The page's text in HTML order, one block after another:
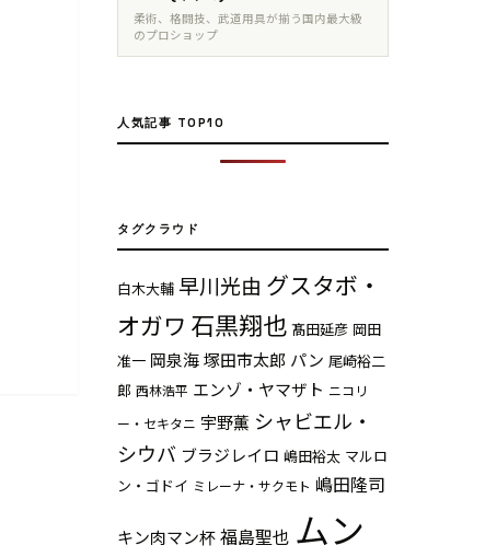
柔術、格闘技、武道用具が揃う国内最大級
のプロショップ
人気記事 TOP10
タグクラウド
白木大輔 早川光由 グスタボ・
オガワ 石黒翔也 髙田延彦 岡田
准一 岡泉海塚田市太郎 パン 尾崎裕二
郎 西林浩平 エンゾ・ヤマザト ニコリ
ー・セキタニ 宇野薫 シャビエル・
シウバ ブラジレイロ 嶋田裕太 マルロ
ン・ゴドイ ミレーナ・サクモト 嶋田隆司
キン肉マン杯福島聖也 ムン